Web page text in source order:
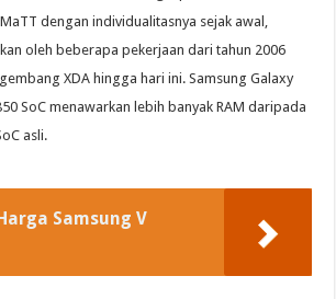
dengan individualitasnya sejak awal,
oleh beberapa pekerjaan dari tahun 2006
XDA hingga hari ini. Samsung Galaxy
SoC menawarkan lebih banyak RAM daripada
asli.
Samsung V